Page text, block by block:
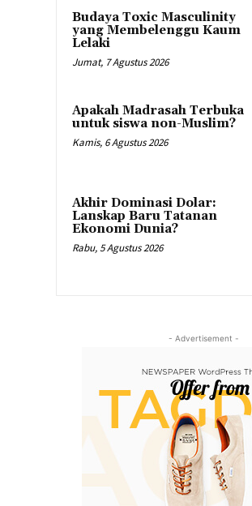
Budaya Toxic Masculinity
yang Membelenggu Kaum
Lelaki
Jumat, 7 Agustus 2026
Apakah Madrasah Terbuka
untuk siswa non-Muslim?
Kamis, 6 Agustus 2026
Akhir Dominasi Dolar:
Lanskap Baru Tatanan
Ekonomi Dunia?
Rabu, 5 Agustus 2026
- Advertisement -